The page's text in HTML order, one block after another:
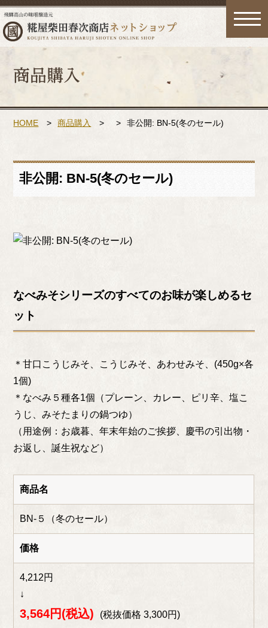
toggle
HOME > 商品購入 > > 非公開: BN-5(冬のセール)
非公開: BN-5(冬のセール)
なべみそシリーズのすべてのお味が楽しめるセ
ット
＊甘口こうじみそ、こうじみそ、あわせみそ、(450g×各
1個)
＊なべみ５種各1個（プレーン、カレー、ピリ辛、塩こ
うじ、みそたまりの鍋つゆ）
（用途例：お歳暮、年末年始のご挨拶、慶弔の引出物・
お返し、誕生祝など）
商品名
BN-５（冬のセール）
価格
4,212円
↓
3,564円(税込) (税抜価格 3,300円)